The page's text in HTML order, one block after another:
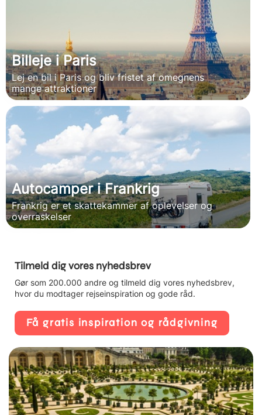
Billeje i Paris
Lej en bil i Paris og bliv fristet af omegnens
mange attraktioner
Autocamper i Frankrig
Frankrig er et skattekammer af oplevelser og
overraskelser
Tilmeld dig vores nyhedsbrev
Gør som 200.000 andre og tilmeld dig vores nyhedsbrev,
hvor du modtager rejseinspiration og gode råd.
Få gratis inspiration og rådgivning